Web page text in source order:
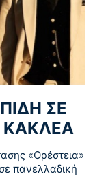
ΣΕ
ΚΑΚΛΕΑ
«Ορέστεια»
πανελλαδική